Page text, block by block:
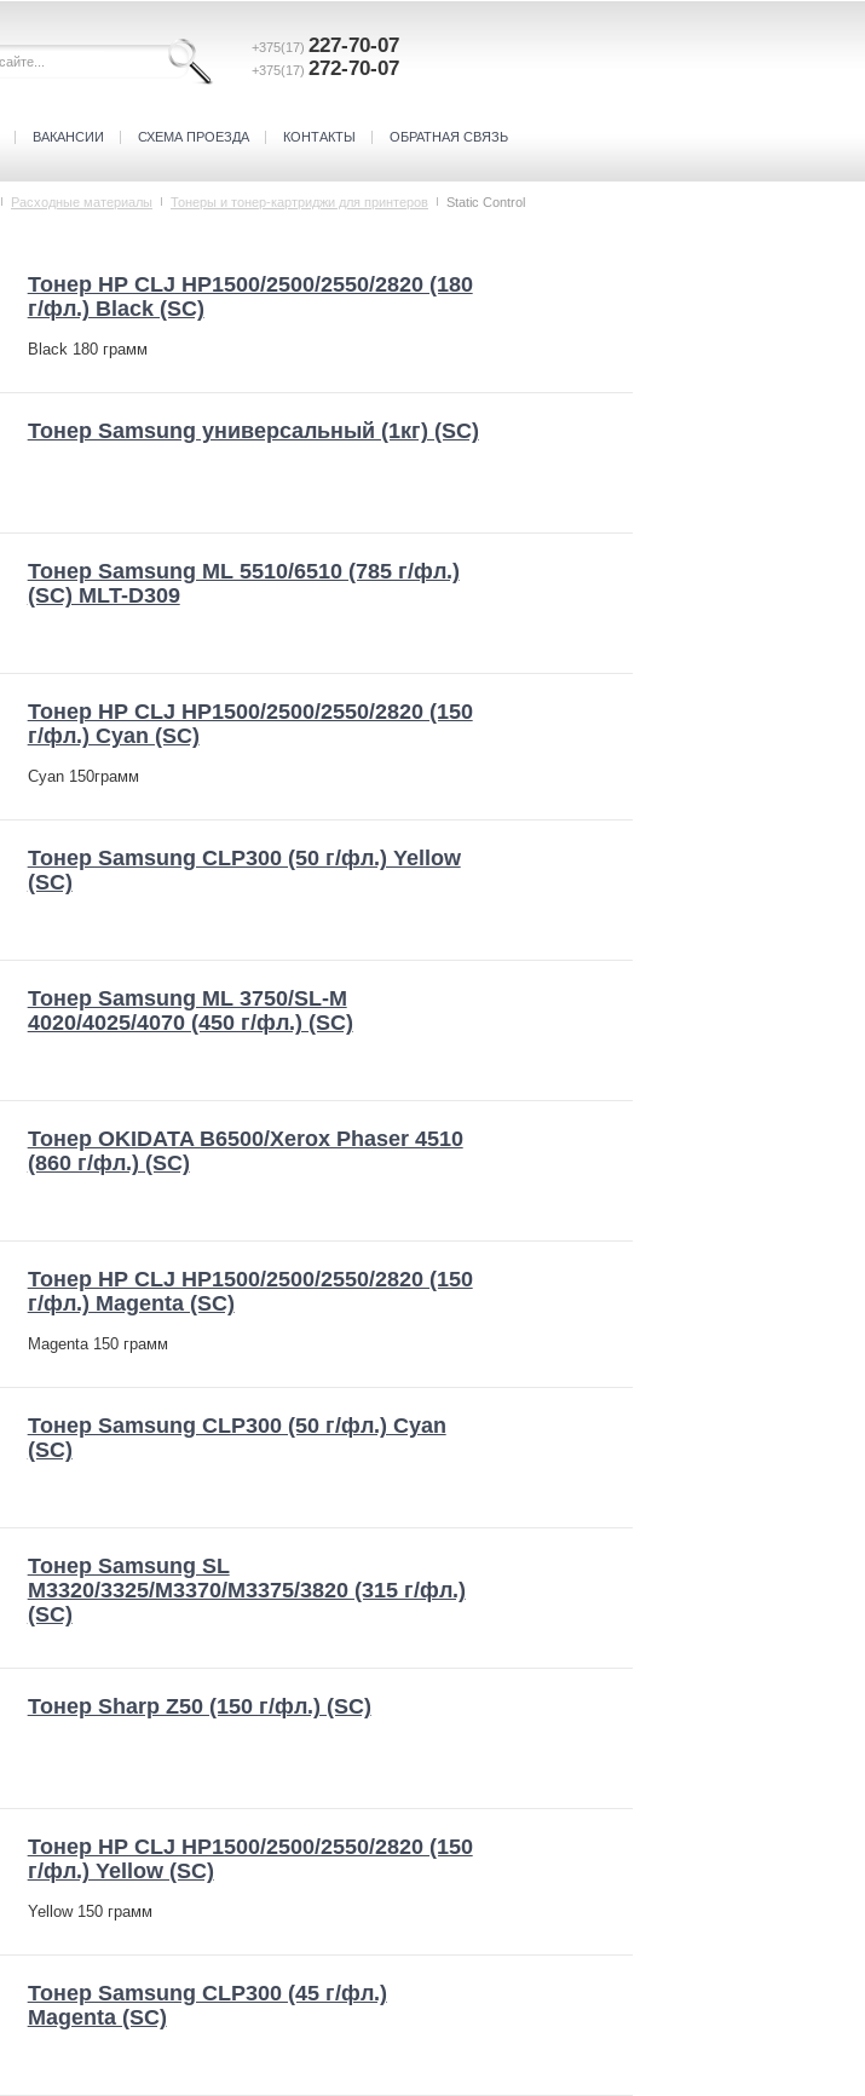
+375(17) 227-70-07
+375(17) 272-70-07
ВАКАНСИИ СХЕМА ПРОЕЗДА КОНТАКТЫ ОБРАТНАЯ СВЯЗЬ
Расходные материалы Тонеры и тонер-картриджи для принтеров Static Control
Тонер HP CLJ HP1500/2500/2550/2820 (180
г/фл.) Black (SC)
Black 180 грамм
Тонер Samsung универсальный (1кг) (SC)
Тонер Samsung ML 5510/6510 (785 г/фл.)
(SC) MLT-D309
Тонер HP CLJ HP1500/2500/2550/2820 (150
г/фл.) Cyan (SC)
Cyan 150грамм
Тонер Samsung CLP300 (50 г/фл.) Yellow
(SC)
Тонер Samsung ML 3750/SL-M
4020/4025/4070 (450 г/фл.) (SC)
Тонер OKIDATA B6500/Xerox Phaser 4510
(860 г/фл.) (SC)
Тонер HP CLJ HP1500/2500/2550/2820 (150
г/фл.) Magenta (SC)
Magenta 150 грамм
Тонер Samsung CLP300 (50 г/фл.) Cyan
(SC)
Тонер Samsung SL
M3320/3325/M3370/M3375/3820 (315 г/фл.)
(SC)
Тонер Sharp Z50 (150 г/фл.) (SC)
Тонер HP CLJ HP1500/2500/2550/2820 (150
г/фл.) Yellow (SC)
Yellow 150 грамм
Тонер Samsung CLP300 (45 г/фл.)
Magenta (SC)